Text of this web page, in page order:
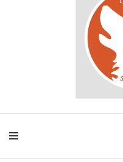
Furicano
50ème Unité Reine Astrid